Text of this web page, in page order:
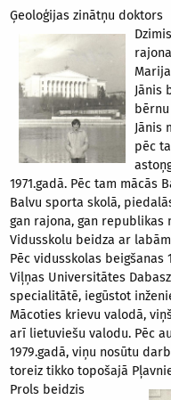
Ģeoloģijas zinātņu doktors
Jānis
Jānis
pēc
1971.gadā. Pēc tam mācās
Balvu sporta skolā,
gan rajona, gan republikas
Vidusskolu beidza ar
Pēc vidusskolas beigšanas
Viļņas Universitātes
specialitātē, iegūstot
Mācoties krievu valodā,
arī lietuviešu valodu. Pēc
1979.gadā, viņu nosūtu
toreiz tikko topošajā
Prols beidzis